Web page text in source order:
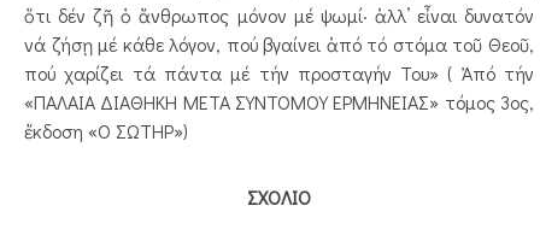
ὅτι δέν ζῆ ὁ ἄνθρωπος μόνον μέ ψωμί· ἀλλ’ εἶναι δυνατόν
νά ζήσῃ μέ κάθε λόγον, πού βγαίνει ἀπό τό στόμα τοῦ Θεοῦ,
πού χαρίζει τά πάντα μέ τήν προσταγήν Του» ( Ἀπό τήν
«ΠΑΛΑΙΑ ΔΙΑΘΗΚΗ ΜΕΤΑ ΣΥΝΤΟΜΟΥ ΕΡΜΗΝΕΙΑΣ» τόμος 3ος,
ἔκδοση «Ο ΣΩΤΗΡ»)
ΣΧΟΛΙΟ